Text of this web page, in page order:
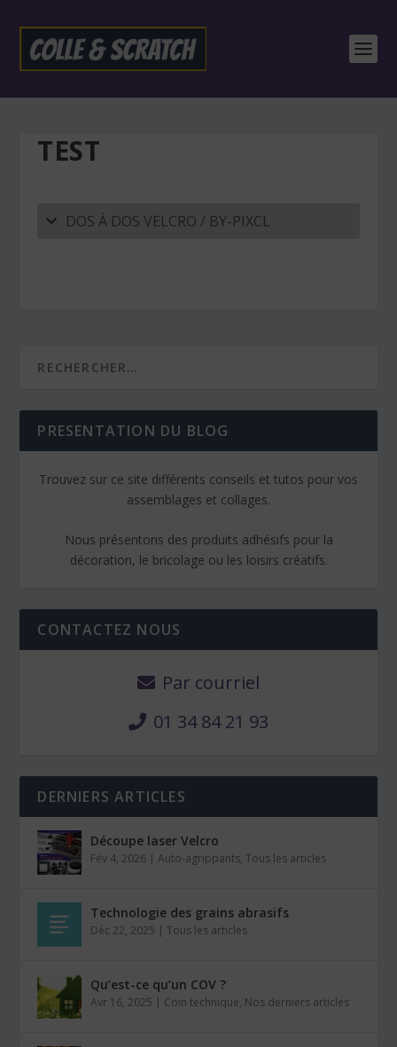
TEST
DOS À DOS VELCRO / BY-PIXCL
PRESENTATION DU BLOG
Trouvez sur ce site différents conseils et tutos pour vos
assemblages et collages.
Nous présentons des produits adhésifs pour la
décoration, le bricolage ou les loisirs créatifs.
CONTACTEZ NOUS
Par courriel
01 34 84 21 93
DERNIERS ARTICLES
Découpe laser Velcro
Fév 4, 2026 |Auto-agrippants,Tous les articles
Technologie des grains abrasifs
Déc 22, 2025 |Tous les articles
Qu’est-ce qu’un COV ?
Avr 16, 2025 | Coin technique, Nos derniers articles